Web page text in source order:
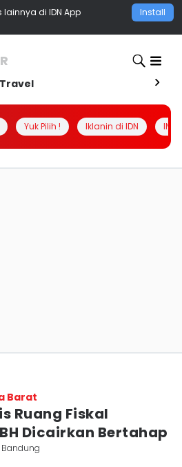
lainnya di IDN App Install
Travel
Yuk Pilih ! Iklanin di IDN
Barat
Ruang Fiskal
Dicairkan Bertahap
Bandung